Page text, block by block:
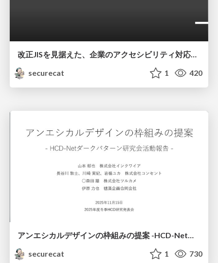
securecat
1 420
アンエシカルデザインの枠組みの提案 -HCD-Netダークパターン研究会活動報告-
securecat
1 730